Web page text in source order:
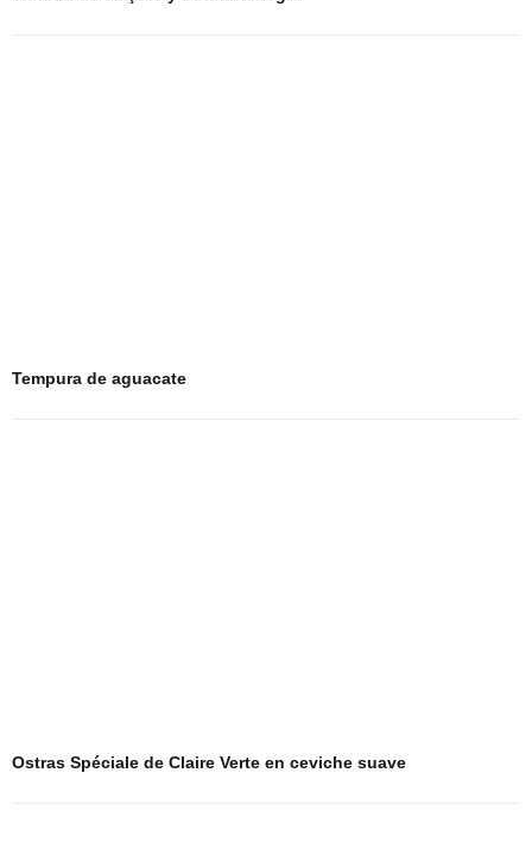
Tempura de aguacate
Ostras Spéciale de Claire Verte en ceviche suave